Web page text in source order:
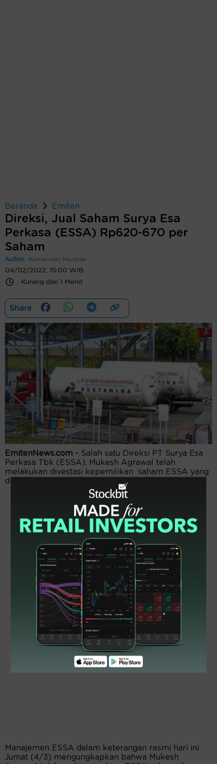
Beranda Emiten
Direksi, Jual Saham Surya Esa
Perkasa (ESSA) Rp620-670 per
Saham
Author: Komarudin Muchtar
04/02/2022, 15:00 WIB
: Kurang dari 1 Menit
Share
EmitenNews.com - Salah satu Direksi PT Surya Esa
Perkasa Tbk (ESSA), Mukesh Agrawal telah
melakukan divestasi kepemilikan saham ESSA yang
dilakukannya pada 2 dan 3 Februari 2022.
Manajemen ESSA dalam keterangan resmi hari ini
Jumat (4/3) mengungkapkan bahwa Mukesh